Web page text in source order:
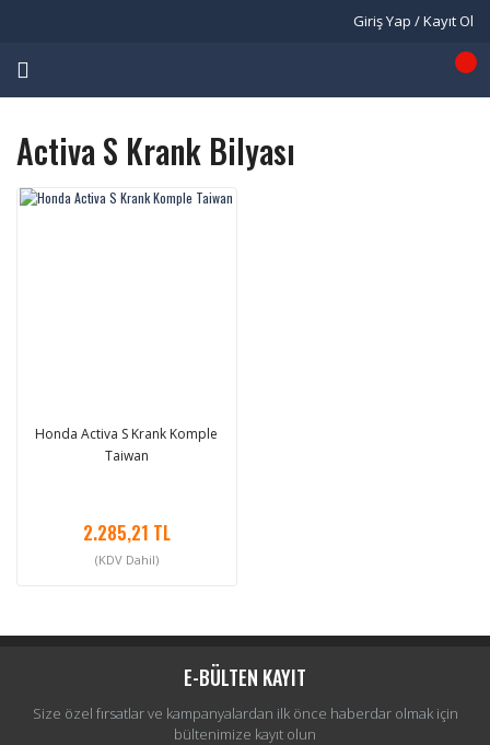
Giriş Yap / Kayıt Ol
Activa S Krank Bilyası
Honda Activa S Krank Komple
Taiwan
2.285,21 TL
(KDV Dahil)
E-BÜLTEN KAYIT
Size özel fırsatlar ve kampanyalardan ilk önce haberdar olmak için
bültenimize kayıt olun